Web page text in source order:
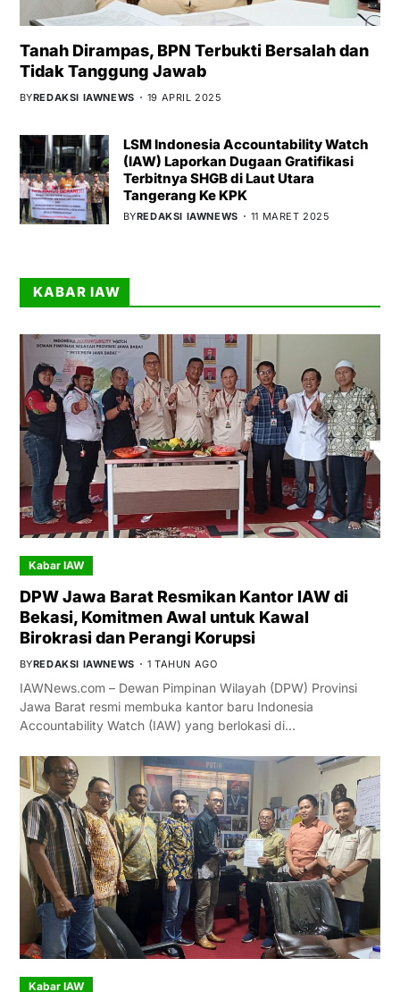
Tanah Dirampas, BPN Terbukti Bersalah dan
Tidak Tanggung Jawab
BYREDAKSI IAWNEWS 19 APRIL 2025
LSM Indonesia Accountability Watch
(IAW) Laporkan Dugaan Gratifikasi
Terbitnya SHGB di Laut Utara
Tangerang Ke KPK
BYREDAKSI IAWNEWS 11 MARET 2025
KABAR IAW
Kabar IAW
DPW Jawa Barat Resmikan Kantor IAW di
Bekasi, Komitmen Awal untuk Kawal
Birokrasi dan Perangi Korupsi
BYREDAKSI IAWNEWS 1 TAHUN AGO
IAWNews.com – Dewan Pimpinan Wilayah (DPW) Provinsi
Jawa Barat resmi membuka kantor baru Indonesia
Accountability Watch (IAW) yang berlokasi di…
Kabar IAW